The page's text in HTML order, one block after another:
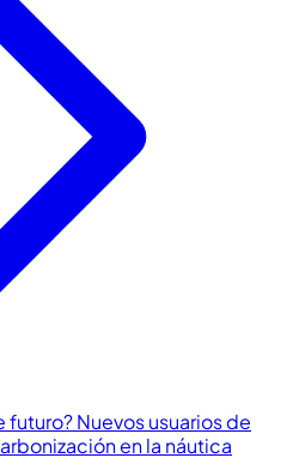
Nuevos usuarios de
en la náutica